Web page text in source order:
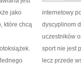
jako
które chcą
internetowy
dyscyplinom
uczestników
sport nie jest
lecz przede